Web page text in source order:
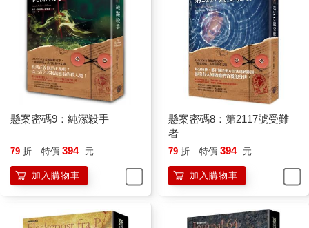
的糟糕瑞典話。大概除了那座小島之外，沒有其他地方說這種語
「對，我就是卡爾．莫爾克。剛才不是說了嗎？」
話筒另一端傳來嘆息。聽起來有點像是鬆了口氣？
「我是克里斯欽．哈柏薩特。我們很久以前見過，不過，你一定
不記得了。」
哈柏薩特？卡爾心想，住在伯恩霍姆島？
「記得，欸，是在……」
「好幾年前的事了，是在內克瑟的派出所。你和一位長官來派出
所，要把一個犯人帶到哥本哈根，我那時正好當班。」
卡爾搜索枯腸，想破了腦袋。他確實記起運送犯人的過程，但是
一個叫做哈柏薩特的同事？
「啊，是的，當時……」他伸手去拿香菸。
布拉霍伊區破獲的案子。話說回來，兇手沒有站上法庭接受制
懸案密碼9：純潔殺手
79 折 特價 394 元
加入購物車
懸案密碼8：第2117號受難
者
79 折 特價 394 元
加入購物車